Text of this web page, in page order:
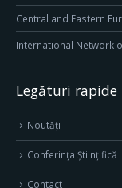
Central and Eastern
International Network
Legături rapide
Noutăți
Conferința Științifică
Contact